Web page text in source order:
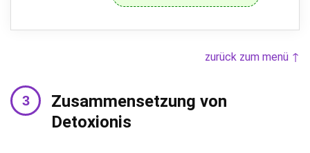
zurück zum menü ↑
Zusammensetzung von
Detoxionis